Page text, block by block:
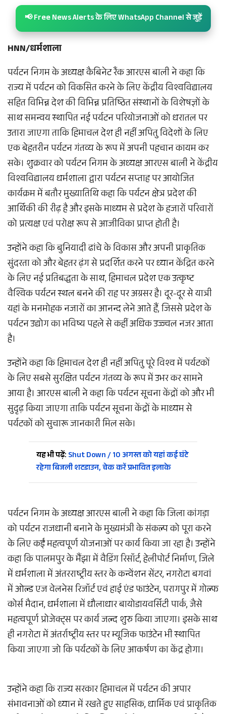
📢 Free News Alerts के लिए WhatsApp Channel से जुड़ें
HNN/धर्मशाला
पर्यटन निगम के अध्यक्ष कैबिनेट रैंक आरएस बाली ने कहा कि
राज्य में पर्यटन को विकसित करने के लिए केंद्रीय विश्वविद्यालय
सहित विभिन्न देश की विभिन्न प्रतिष्ठित संस्थानों के विशेषज्ञों के
साथ समन्वय स्थापित नई पर्यटन परियोजनाओं को धरातल पर
उतारा जाएगा ताकि हिमाचल देश ही नहीं अपितु विदेशों के लिए
एक बेहतरीन पर्यटन गंतव्य के रूप में अपनी पहचान कायम कर
सके। शुक्रवार को पर्यटन निगम के अध्यक्ष आरएस बाली ने केंद्रीय
विश्वविद्यालय धर्मशाला द्वारा पर्यटन सप्ताह पर आयोजित
कार्यक्रम में बतौर मुख्यातिथि कहा कि पर्यटन क्षेत्र प्रदेश की
आर्थिकी की रीढ़ है और इसके माध्यम से प्रदेश के हजारों परिवारों
को प्रत्यक्ष एवं परोक्ष रूप से आजीविका प्राप्त होती है।
उन्होंने कहा कि बुनियादी ढांचे के विकास और अपनी प्राकृतिक
सुंदरता को और बेहतर ढ़ंग से प्रदर्शित करने पर ध्यान केंद्रित करने
के लिए नई प्रतिबद्धता के साथ, हिमाचल प्रदेश एक उत्कृष्ट
वैश्विक पर्यटन स्थल बनने की राह पर अग्रसर है। दूर-दूर से यात्री
यहां के मनमोहक नजारों का आनन्द लेने आते हैं, जिससे प्रदेश के
पर्यटन उद्योग का भविष्य पहले से कहीं अधिक उज्ज्वल नजर आता
है।
उन्होंने कहा कि हिमाचल देश ही नहीं अपितु पूरे विश्व में पर्यटकों
के लिए सबसे सुरक्षित पर्यटन गंतव्य के रूप में उभर कर सामने
आया है। आरएस बाली ने कहा कि पर्यटन सूचना केंद्रों को और भी
सुदृढ़ किया जाएगा ताकि पर्यटन सूचना केंद्रों के माध्यम से
पर्यटकों को सुचारू जानकारी मिल सके।
यह भी पढ़ें: Shut Down / 10 अगस्त को यहां कई घंटे
रहेगा बिजली शटडाउन, चेक करें प्रभावित इलाके
पर्यटन निगम के अध्यक्ष आरएस बाली ने कहा कि जिला कांगड़ा
को पर्यटन राजधानी बनाने के मुख्यमंत्री के संकल्प को पूरा करने
के लिए कईं महत्वपूर्ण योजनाओं पर कार्य किया जा रहा है। उन्होंने
कहा कि पालमपुर के मैंझा में वैडिंग रिसॉर्ट, हेलीपोर्ट निर्माण, जिले
में धर्मशाला में अंतरराष्ट्रीय स्तर के कन्वेंशन सेंटर, नगरोटा बगवां
में ओल्ड एज वेलनेस रिजॉर्ट एवं हाई एंड फाउंटेन, परागपुर में गोल्फ
कोर्स मैदान, धर्मशाला में धौलाधार बायोडायवर्सिटी पार्क, जैसे
महत्वपूर्ण प्रोजेक्ट्स पर कार्य जल्द शुरु किया जाएगा। इसके साथ
ही नगरोटा में अंतर्राष्ट्रीय स्तर पर म्यूजिक फाउंटेन भी स्थापित
किया जाएगा जो कि पर्यटकों के लिए आकर्षण का केंद्र होगा।
उन्होंने कहा कि राज्य सरकार हिमाचल में पर्यटन की अपार
संभावनाओं को ध्यान में रखते हुए साहसिक, धार्मिक एवं प्राकृतिक